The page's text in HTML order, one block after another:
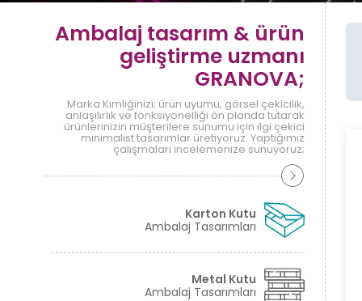
Ambalaj tasarım & ürün
geliştirme uzmanı
GRANOVA;
Marka Kimliğinizi; ürün uyumu, görsel çekicilik,
anlaşılırlık ve fonksiyonelliği ön planda tutarak
ürünlerinizin müşterilere sunumu için ilgi çekici
minimalist tasarımlar üretiyoruz. Yaptığımız
çalışmaları incelemenize sunuyoruz;
Karton Kutu
Ambalaj Tasarımları
Metal Kutu
Ambalaj Tasarımları